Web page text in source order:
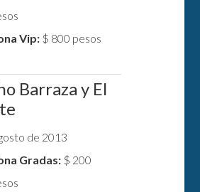
Vip: $ 800 pesos
Barraza y El
de 2013
Gradas: $ 200